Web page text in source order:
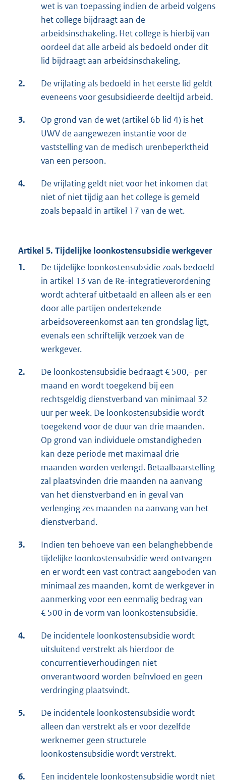
wet is van toepassing indien de arbeid volgens
het college bijdraagt aan de
arbeidsinschakeling. Het college is hierbij van
oordeel dat alle arbeid als bedoeld onder dit
lid bijdraagt aan arbeidsinschakeling,
2.
De vrijlating als bedoeld in het eerste lid geldt
eveneens voor gesubsidieerde deeltijd arbeid.
3.
Op grond van de wet (artikel 6b lid 4) is het
UWV de aangewezen instantie voor de
vaststelling van de medisch urenbeperktheid
van een persoon.
4.
De vrijlating geldt niet voor het inkomen dat
niet of niet tijdig aan het college is gemeld
zoals bepaald in artikel 17 van de wet.
Artikel 5. Tijdelijke loonkostensubsidie werkgever
1.
De tijdelijke loonkostensubsidie zoals bedoeld
in artikel 13 van de Re-integratieverordening
wordt achteraf uitbetaald en alleen als er een
door alle partijen ondertekende
arbeidsovereenkomst aan ten grondslag ligt,
evenals een schriftelijk verzoek van de
werkgever.
2.
De loonkostensubsidie bedraagt € 500,- per
maand en wordt toegekend bij een
rechtsgeldig dienstverband van minimaal 32
uur per week. De loonkostensubsidie wordt
toegekend voor de duur van drie maanden.
Op grond van individuele omstandigheden
kan deze periode met maximaal drie
maanden worden verlengd. Betaalbaarstelling
zal plaatsvinden drie maanden na aanvang
van het dienstverband en in geval van
verlenging zes maanden na aanvang van het
dienstverband.
3.
Indien ten behoeve van een belanghebbende
tijdelijke loonkostensubsidie werd ontvangen
en er wordt een vast contract aangeboden van
minimaal zes maanden, komt de werkgever in
aanmerking voor een eenmalig bedrag van
€ 500 in de vorm van loonkostensubsidie.
4.
De incidentele loonkostensubsidie wordt
uitsluitend verstrekt als hierdoor de
concurrentieverhoudingen niet
onverantwoord worden beïnvloed en geen
verdringing plaatsvindt.
5.
De incidentele loonkostensubsidie wordt
alleen dan verstrekt als er voor dezelfde
werknemer geen structurele
loonkostensubsidie wordt verstrekt.
6. Een incidentele loonkostensubsidie wordt niet